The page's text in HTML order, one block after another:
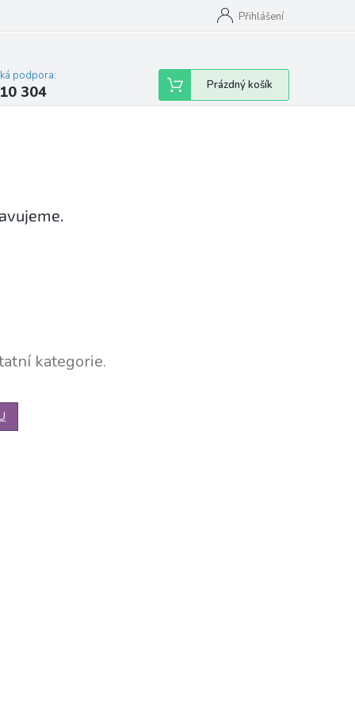
Přihlášení
podpora:
304
Nákupní
košík
Prázdný košík
kategorie.